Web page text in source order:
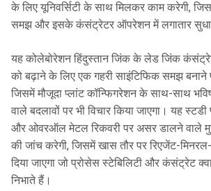
के लिए यूनिवर्सिटी के साथ मिलकर काम करेगी,
समझ और इसके कंसंट्रेटर ऑपरेशन में लगातार
यह कोलेबोरेशन हिंदुस्तान जिंक के लेड जिंक
को बढ़ाने के लिए एक गहरी साइंटिफिक समझ बनाने
जिसमें मौजूदा प्लांट कॉन्फिगरेशन के साथ-साथ
वाले बदलावों पर भी विचार किया जाएगा। यह
और ओवरऑल मेटल रिकवरी पर असर डालने वाले
की जांच करेगी, जिसमें खास तौर पर रिएजेंट-
दिया जाएगा जो प्रोसेस स्टेबिलिटी और कंसंट्रेट
निभाते हैं।